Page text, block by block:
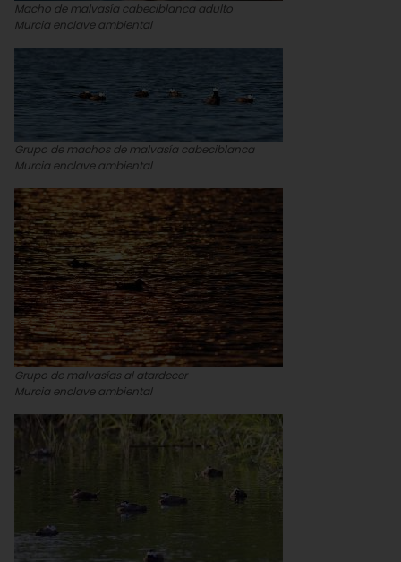
Macho de malvasía cabeciblanca adulto
Murcia enclave ambiental
Grupo de machos de malvasía cabeciblanca
Murcia enclave ambiental
Grupo de malvasías al atardecer
Murcia enclave ambiental